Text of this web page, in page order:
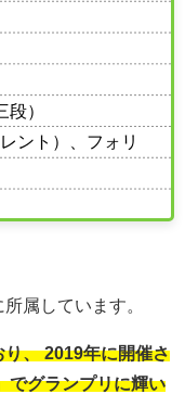
）
ント）、フォリ
属しています。
、 2019年に開催さ
でグランプリに輝い